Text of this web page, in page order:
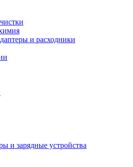
и расходники
и зарядные устройства